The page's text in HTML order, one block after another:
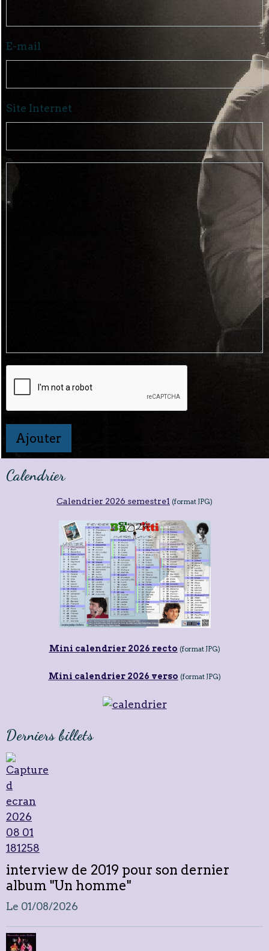
E-mail
Site Internet
Ajouter
Calendrier
Calendrier 2026 semestre1 (format JPG)
Mini calendrier 2026 recto (format JPG)
Mini calendrier 2026 verso (format JPG)
Derniers billets
interview de 2019 pour son dernier
album "Un homme"
Le 01/08/2026